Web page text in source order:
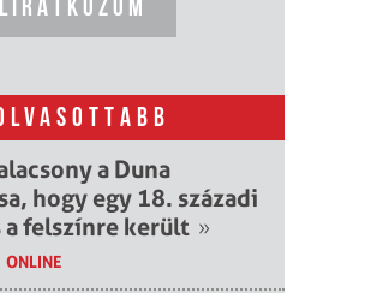
a Duna
hogy egy 18. századi
a felszínre került »
ONLINE